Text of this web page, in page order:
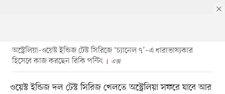
অস্ট্রেলিয়া–ওয়েস্ট ইন্ডিজ টেস্ট সিরিজে ‘চ্যানেল ৭’–এ ধারাভাষ্যকার
হিসেবে কাজ করছেন রিকি পন্টিং
এক্স
ওয়েস্ট ইন্ডিজ দল টেস্ট সিরিজ খেলতে অস্ট্রেলিয়া সফরে যাবে আর